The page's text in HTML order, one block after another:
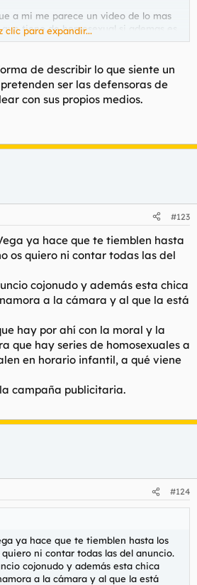
a mi me parece un video de lo mas
tiene de homosexual si ademas es
que sale , no lo comprendo tampoco
clic para expandir...
de describir lo que siente un
ser las defensoras de
con sus propios medios.
#123
ya hace que te tiemblen hasta
os quiero ni contar todas las del
cojonudo y además esta chica
a la cámara y al que la está
hay por ahí con la moral y la
que hay series de homosexuales a
en horario infantil, a qué viene
campaña publicitaria.
#124
ya hace que te tiemblen hasta los
quiero ni contar todas las del anuncio.
cojonudo y además esta chica
a la cámara y al que la está